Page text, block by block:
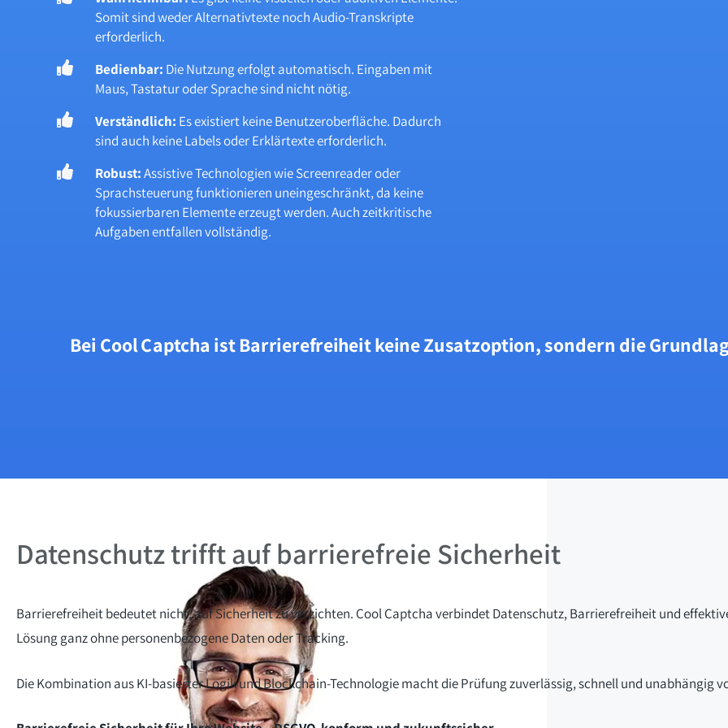
Somit sind weder Alternativtexte noch Audio-Transkripte
erforderlich.
Bedienbar: Die Nutzung erfolgt automatisch. Eingaben mit
Maus, Tastatur oder Sprache sind nicht nötig.
Verständlich: Es existiert keine Benutzeroberfläche. Dadurch
sind auch keine Labels oder Erklärtexte erforderlich.
Robust:Assistive Technologien wie Screenreader oder
Sprachsteuerung funktionieren uneingeschränkt, da keine
fokussierbaren Elemente erzeugt werden. Auch zeitkritische
Aufgaben entfallen vollständig.
Bei Cool Captcha ist Barrierefreiheit keine Zusatzoption, sondern die
Datenschutz trifft auf barrierefreie Sicherheit
Barrierefreiheit bedeutet nicht, auf Sicherheit zu verzichten. Cool Captcha verbindet Datenschutz, Barrierefreiheit und
Lösung ganz ohne personenbezogene Daten oder Tracking.
Die Kombination aus KI-basierter Logik und Blockchain-Technologie macht die Prüfung zuverlässig, schnell und unabhängig